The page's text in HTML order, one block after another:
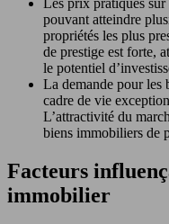
pouvant atteindre
propriétés les plus
de prestige est forte,
le potentiel
La demande pour les
cadre de vie
L’attractivité du
biens immobiliers de
Facteurs
immobilier